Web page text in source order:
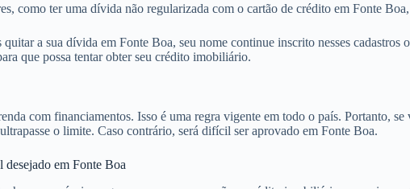
como ter uma dívida não regularizada com o cartão de crédito em Fonte
quitar a sua dívida em Fonte Boa, seu nome continue inscrito nesses
que possa tentar obter seu crédito imobiliário.
com financiamentos. Isso é uma regra vigente em todo o país. Portanto,
o limite. Caso contrário, será difícil ser aprovado em Fonte Boa.
em Fonte Boa